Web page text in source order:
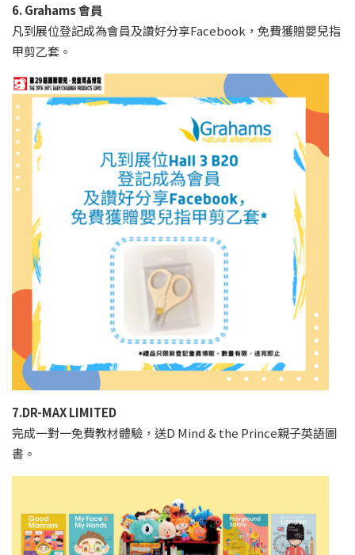
6. Grahams 會員
凡到展位登記成為會員及讚好分享Facebook，免費獲贈嬰兒指
甲剪乙套。
7.DR-MAX LIMITED
完成一對一免費教材體驗，送D Mind & the Prince親子英語圖
書。